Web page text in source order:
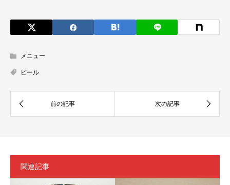
メニュー
ビール
関連記事